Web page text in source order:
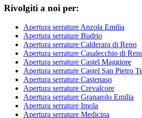
Rivolgiti a noi per:
Apertura serrature Anzola Emilia
Apertura serrature Budrio
Apertura serrature Calderara di Reno
Apertura serrature Casalecchio di
Apertura serrature Castel Maggiore
Apertura serrature Castel San Pietro
Apertura serrature Castenaso
Apertura serrature Crevalcore
Apertura serrature Granarolo Emilia
Apertura serrature Imola
Apertura serrature Medicina